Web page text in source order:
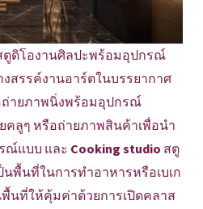
ตูดิโองานศิลปะพร้อมอุปกรณ์
สรรค์งานอาร์ตในบรรยากาศ
ายภาพนิ่งพร้อมอุปกรณ์
คลูๆ หรือถ่ายภาพสินค้าเพื่อนำ
ณ์แบบ และ Cooking studio สตู
พื้นที่ในการทำอาหารหรือเบเก
นที่ให้คุ้มค่าด้วยการเปิดคลาส